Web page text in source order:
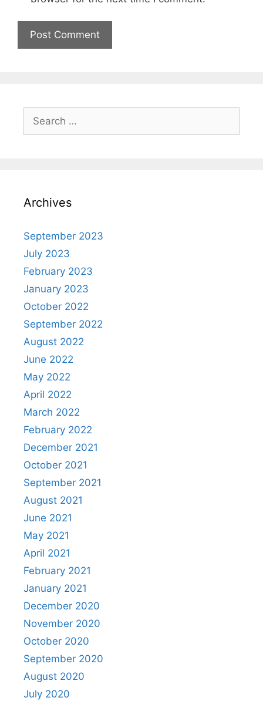
Archives
September 2023
July 2023
February 2023
January 2023
October 2022
September 2022
August 2022
June 2022
May 2022
April 2022
March 2022
February 2022
December 2021
October 2021
September 2021
August 2021
June 2021
May 2021
April 2021
February 2021
January 2021
December 2020
November 2020
October 2020
September 2020
August 2020
July 2020